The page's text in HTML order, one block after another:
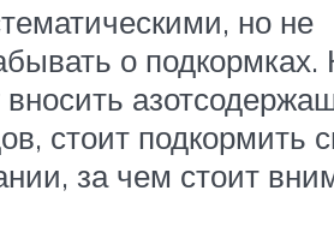
но не
о подкормках.
стоит подкормить
за чем стоит